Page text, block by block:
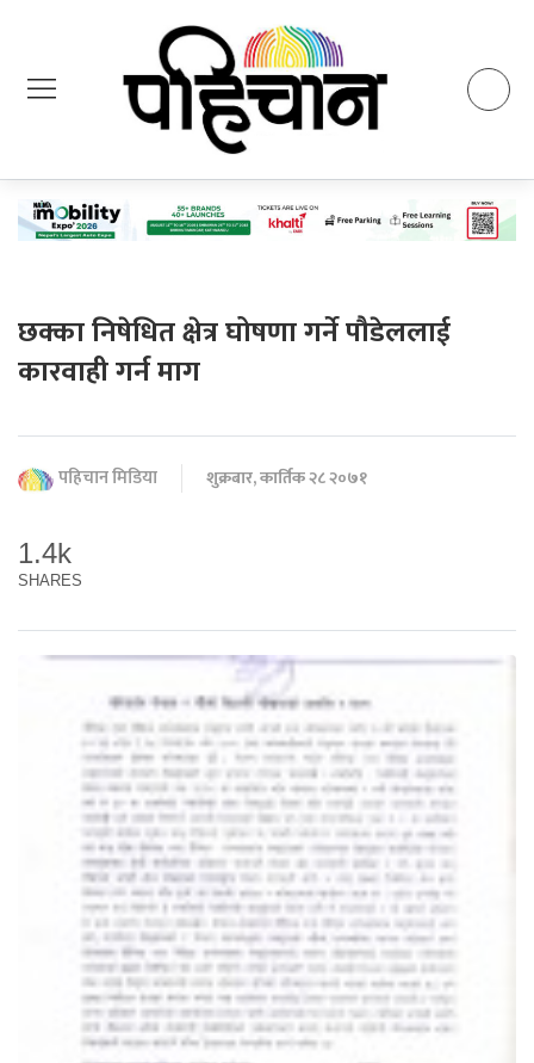
छक्का निषेधित क्षेत्र घोषणा गर्ने पौडेललाई
कारवाही गर्न माग
पहिचान मिडिया शुक्रबार, कार्तिक २८ २०७१
1.4k
SHARES